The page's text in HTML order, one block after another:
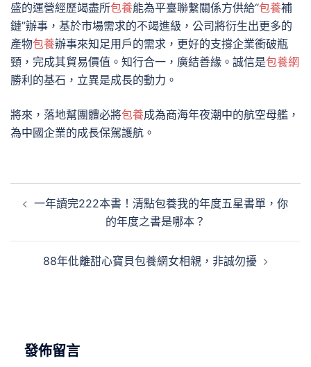
盛的運營經歷竭盡所包養能為平臺聯繫關係方供給“包養補
鏈”辦事，基於市場需求的不竭進級，公司將衍生出更多的
產物包養辦事來知足用戶的需求，更好的支撐企業衝破瓶
頸，完成其貿易價值。知行合一，廣結善緣。誠信是包養網
勝利的基石，立異是成長的動力。
將來，落地幫團體必將包養成為商海年夜潮中的航空母艦，
為中國企業的成長保駕護航。
章 一年讀完222本書！清點包養我的年度五星書單，你
的年度之書是哪本？
88年仳離甜心寶貝包養網女相親，非誠勿擾
發佈留言